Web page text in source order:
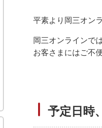
平素より岡三オン
岡三オンラインで
お客さまにはご不
予定日時